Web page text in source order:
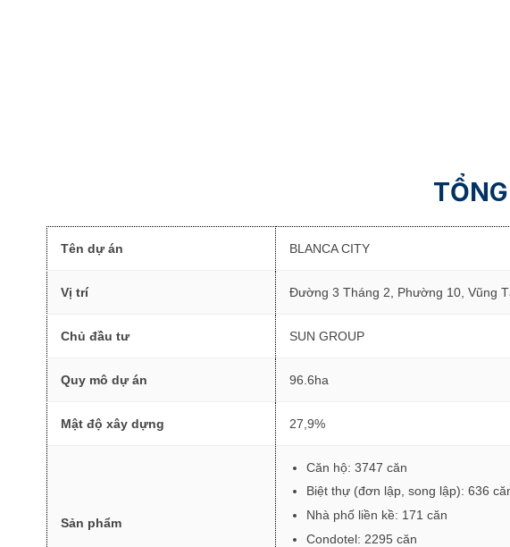
Tên dự án BLANCA CITY
Vị trí Đường 3 Tháng 2, Phường 10, Vũng
Chủ đầu tư SUN GROUP
Quy mô dự án 96.6ha
Mật độ xây dựng 27,9%
Sản phẩm
Căn hộ: 3747 căn
Biệt thự (đơn lập, song lập): 636
Nhà phố liền kề: 171 căn
Condotel: 2295 căn